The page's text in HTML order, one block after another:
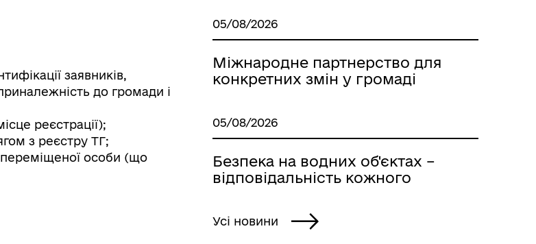
заявників,
до громади і
реєстрації);
з реєстру ТГ;
переміщеної особи (що
05/08/2026
Міжнародне партнерство для
конкретних змін у громаді
05/08/2026
Безпека на водних об'єктах –
відповідальність кожного
Усі новини